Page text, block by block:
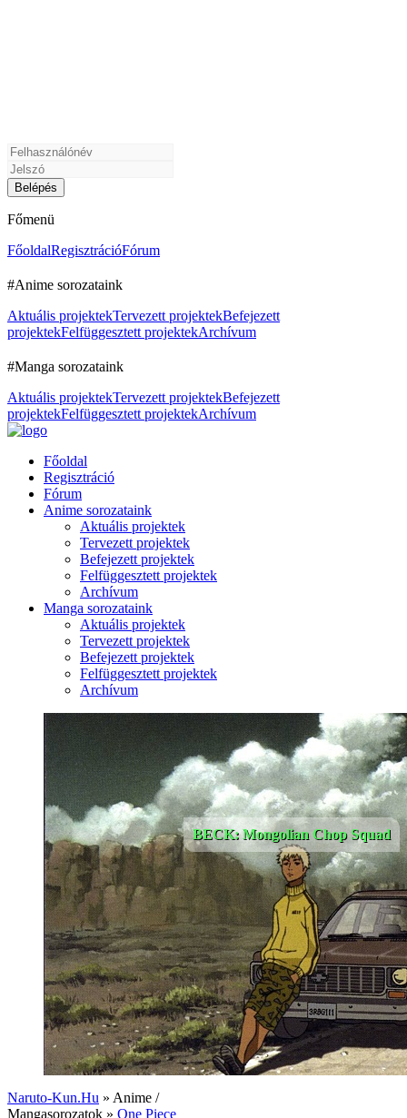
Főmenü
FőoldalRegisztrációFórum
#Anime sorozataink
Aktuális projektekTervezett projektekBefejezett
projektekFelfüggesztett projektekArchívum
#Manga sorozataink
Aktuális projektekTervezett projektekBefejezett
projektekFelfüggesztett projektekArchívum
Főoldal
Regisztráció
Fórum
Anime sorozataink
Aktuális projektek
Tervezett projektek
Befejezett projektek
Felfüggesztett projektek
Archívum
Manga sorozataink
Aktuális projektek
Tervezett projektek
Befejezett projektek
Felfüggesztett projektek
Archívum
BECK: Mongolian Chop Squad
Naruto-Kun.Hu » Anime /
Mangasorozatok » One Piece